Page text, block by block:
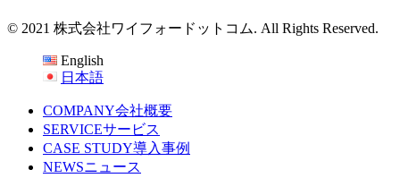
© 2021 株式会社ワイフォードットコム. All Rights Reserved.
English
日本語
COMPANY会社概要
SERVICEサービス
CASE STUDY導入事例
NEWSニュース